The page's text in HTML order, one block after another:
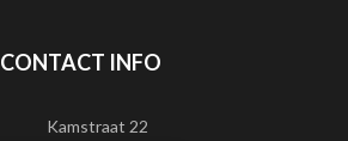
CONTACT INFO
Kamstraat 22